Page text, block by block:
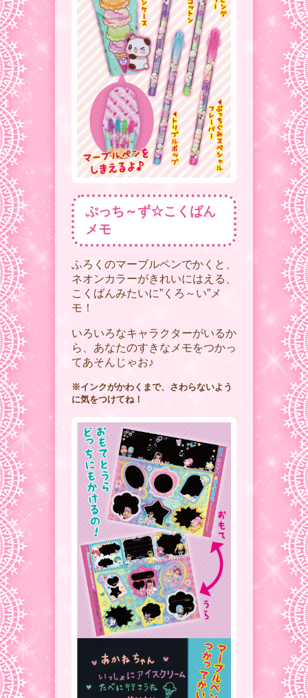
ぷっち～ず☆こくばん
メモ
ふろくのマーブルペンでかくと、
ネオンカラーがきれいにはえる、
こくばんみたいに”くろ～い”メ
モ！
いろいろなキャラクターがいるか
ら、あなたのすきなメモをつかっ
てあそんじゃお♪
※インクがかわくまで、さわらないよう
に気をつけてね！